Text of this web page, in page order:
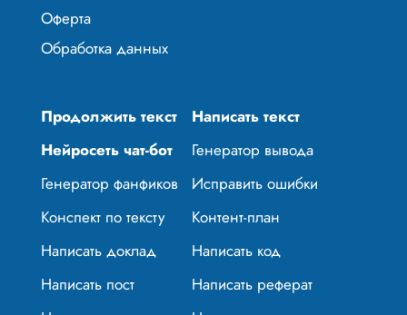
Оферта
Обработка данных
Продолжить текст
Написать текст
Нейросеть чат-бот
Генератор вывода
Генератор фанфиков
Исправить ошибки
Конспект по тексту
Контент-план
Написать доклад
Написать код
Написать пост
Написать реферат